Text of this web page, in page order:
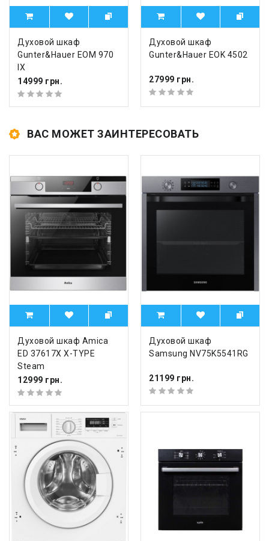
Духовой шкаф
Gunter&Hauer EOM 970
IX
14999 грн.
Духовой шкаф
Gunter&Hauer EOK 4502
27999 грн.
ВАС МОЖЕТ ЗАИНТЕРЕСОВАТЬ
Духовой шкаф Amica
ED 37617X X-TYPE
Steam
12999 грн.
Духовой шкаф
Samsung NV75K5541RG
21199 грн.